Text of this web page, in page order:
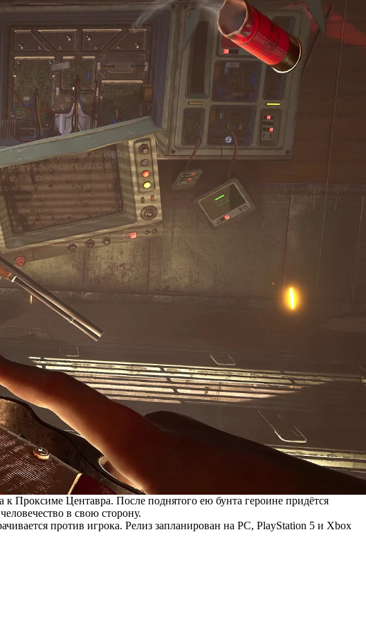
к Проксиме Центавра. После поднятого ею бунта героине придётся
в свою сторону.
против игрока. Релиз запланирован на PC, PlayStation 5 и Xbox